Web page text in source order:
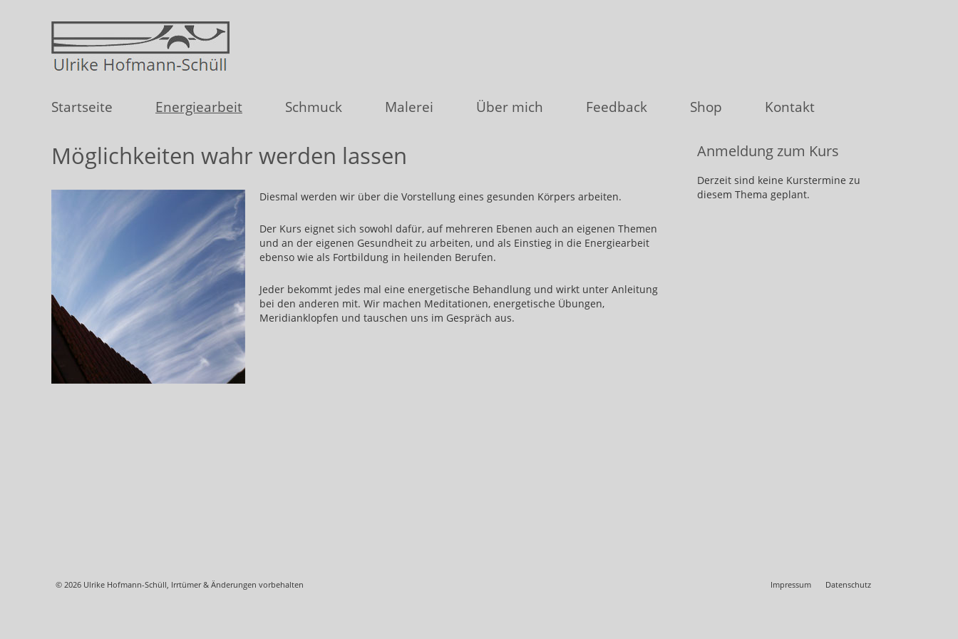
Startseite Energiearbeit Schmuck Malerei Über mich Feedback Shop Kontakt
Möglichkeiten wahr werden lassen
Diesmal werden wir über die Vorstellung eines gesunden Körpers arbeiten.
Der Kurs eignet sich sowohl dafür, auf mehreren Ebenen auch an eigenen Themen
und an der eigenen Gesundheit zu arbeiten, und als Einstieg in die Energiearbeit
ebenso wie als Fortbildung in heilenden Berufen.
Jeder bekommt jedes mal eine energetische Behandlung und wirkt unter Anleitung
bei den anderen mit. Wir machen Meditationen, energetische Übungen,
Meridianklopfen und tauschen uns im Gespräch aus.
Anmeldung zum Kurs
Derzeit sind keine Kurstermine zu
diesem Thema geplant.
© 2026 Ulrike Hofmann-Schüll, Irrtümer & Änderungen vorbehalten Impressum Datenschutz